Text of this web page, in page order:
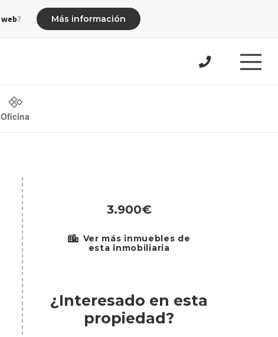
Más información
Oficina
3.900€
Ver más inmuebles de
esta inmobiliaria
¿Interesado en esta
propiedad?